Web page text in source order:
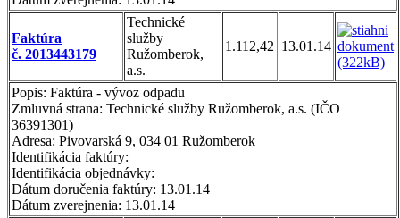
Faktúra
č. 2013443179
Technické
služby
Ružomberok,
a.s.
1.112,42 13.01.14
Popis: Faktúra - vývoz odpadu
Zmluvná strana: Technické služby Ružomberok, a.s. (IČO
36391301)
Adresa: Pivovarská 9, 034 01 Ružomberok
Identifikácia faktúry:
Identifikácia objednávky:
Dátum doručenia faktúry: 13.01.14
Dátum zverejnenia: 13.01.14